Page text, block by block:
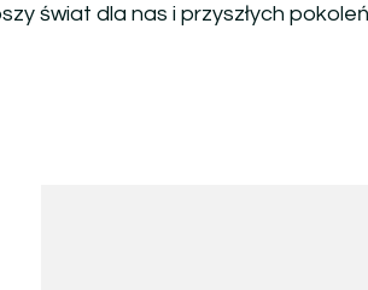
świat dla nas i przyszłych